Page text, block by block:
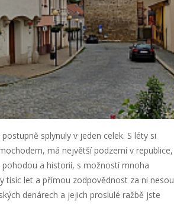
splynuly v jeden celek. S léty si
má největší podzemí v republice,
a historií, s možností mnoha
tisíc let a přímou zodpovědnost za ni nesou
denárech a jejich proslulé ražbě jste